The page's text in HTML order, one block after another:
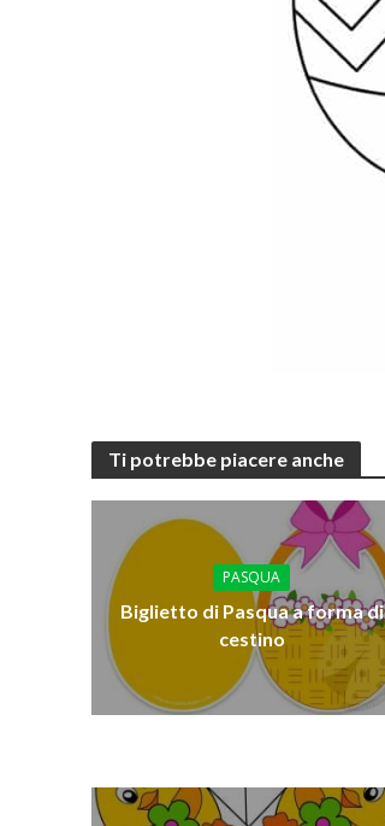
Ti potrebbe piacere anche
PASQUA
Biglietto di Pasqua a forma di
cestino